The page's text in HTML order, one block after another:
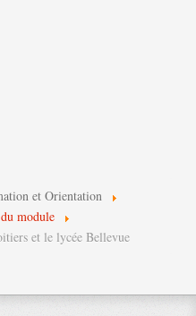
et Orientation
module
et le lycée Bellevue